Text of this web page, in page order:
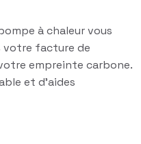
à chaleur vous
votre facture de
empreinte carbone.
et d'aides